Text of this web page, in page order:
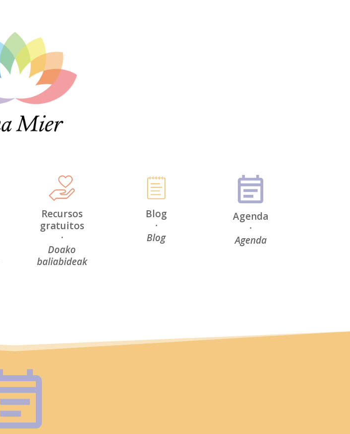
Recursos
gratuitos
·
Doako
baliabideak
Blog
·
Blog
Agenda
·
Agenda